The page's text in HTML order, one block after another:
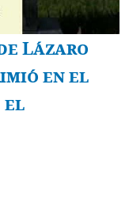
Lázaro
en el
el